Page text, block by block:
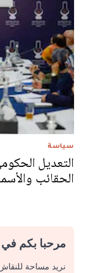
سياسة
التعديل
الحقائب
مرحبا بكم في
نريد مساحة